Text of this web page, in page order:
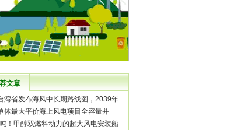
文章
湾省发布海风中长期路线图，2039年
体最大平价海上风电项目全容量并
！甲醇双燃料动力的超大风电安装船